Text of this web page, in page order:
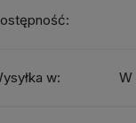
w: W